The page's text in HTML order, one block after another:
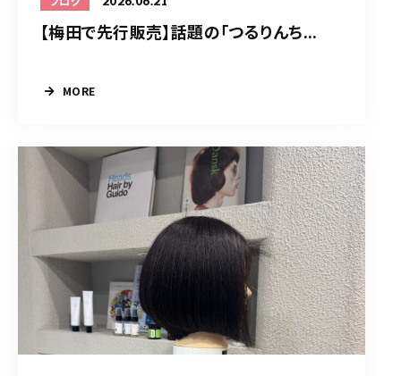
【梅田で先行販売】話題の「つるりんち...
MORE